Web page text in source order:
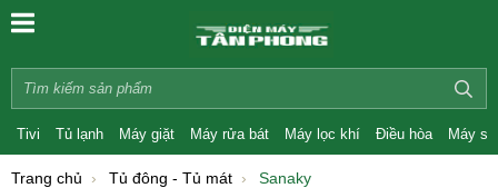
Tivi Tủ lạnh Máy giặt Máy rửa bát Máy lọc khí Điều hòa Máy
Trang chủ Tủ đông - Tủ mát Sanaky